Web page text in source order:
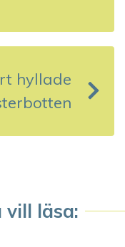
hyllade
vill läsa: